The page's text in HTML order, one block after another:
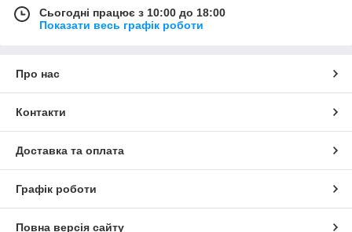
Сьогодні працює з 10:00 до 18:00
Показати весь графік роботи
Про нас
Контакти
Доставка та оплата
Графік роботи
Повна версія сайту